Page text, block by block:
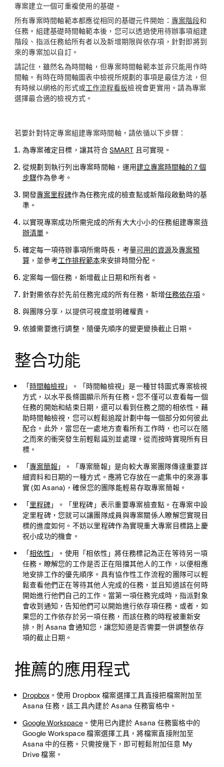
專案建立一個可重複使用的基礎。
所有專案時間軸範本都應從相同的基礎元件開始： 專案階段和
任務。組建基礎時間軸範本後，您可以透過使用待辦事項組建
階段、指派任務給所有者以及新增期限與依存項，針對即將到
來的專案加以自訂。
請記住，雖然名為時間軸，但專案時間軸範本並非只能用作時
間軸。有時在時間軸圖表中檢視所規劃的事項是最佳方法，但
有時候以網格的形式或工作流程看板檢視會更實用。請為專案
選擇最合適的檢視方式。
若要針對特定專案組建專案時間軸，請依循以下步驟：
為專案確定目標，讓其符合SMART 且可實現。
從規劃到執行列出專案時間軸，運用建立專案時間軸的 7 個
步驟作為參考。
開發專案里程碑作為任務完成的檢查點或新階段啟動時的基
準。
以實現專案成功所需完成的所有大大小小的任務組建專案待
辦清單 。
確定每一項待辦事項所需時長，考量可用的資源及專案預
算，並參考工作排程範本來安排時間分配。
定案每一個任務，新增截止日期和所有者。
針對需依存於先前任務完成的所有任務，新增任務依存項 。
與團隊分享，以提供可視度並明確權責。
依據需要進行調整，隨優先順序的變更變換截止日期。
整合功能
「 時間軸檢視 」。「時間軸檢視」是一種甘特圖式專案檢視
方式，以水平長條圖顯示所有任務。您不僅可以查看每一個
任務的開始和結束日期，還可以看到任務之間的相依性。藉
助時間軸檢視，您可以輕鬆追蹤計劃中每一個部分如何彼此
配合。此外，當您在一處地方查看所有工作時，也可以在隨
之而來的衝突發生前輕鬆識別並處理，從而按時實現所有目
標。
「專案簡報 」。「專案簡報」是向較大專案團隊傳達重要詳
細資料和日期的一種方式。應將它存放在一處集中的來源事
實 (如 Asana)，確保您的團隊能輕易存取專案簡報。
「 里程碑」。「里程碑」表示重要專案檢查點。在專案中設
定里程碑，您就可以讓團隊成員與專案關係人瞭解您實現目
標的進度如何。不妨以里程碑作為實現重大專案目標路上慶
祝小成功的機會。
「相依性 」。使用「相依性」將任務標記為正在等待另一項
任務。瞭解您的工作是否正在阻擋其他人的工作，以便相應
地安排工作的優先順序。具有協作性工作流程的團隊可以輕
鬆查看他們正在等待其他人完成的任務，並且知道該在何時
開始進行他們自己的工作。當第一項任務完成時，指派對象
會收到通知，告知他們可以開始進行依存項任務。或者，如
果您的工作依存於另一項任務，而該任務的時程被重新安
排，則 Asana 會通知您，讓您知道是否需要一併調整依存
項的截止日期。
推薦的應用程式
Dropbox。使用 Dropbox 檔案選擇工具直接把檔案附加至
Asana 任務，該工具內建於 Asana 任務窗格中。
Google Workspace。使用已內建於 Asana 任務窗格中的
Google Workspace 檔案選擇工具，將檔案直接附加至
Asana 中的任務。只需按幾下，即可輕鬆附加任意 My
Drive 檔案。